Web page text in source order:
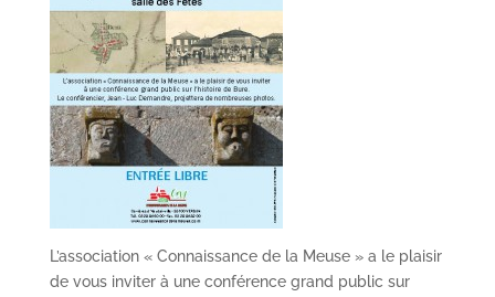
L’association « Connaissance de la Meuse » a le plaisir
de vous inviter à une conférence grand public sur